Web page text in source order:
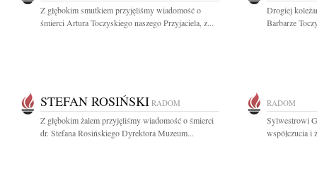
Z głębokim smutkiem przyjęliśmy wiadomość o
śmierci Artura Toczyskiego naszego Przyjaciela, z...
Drogiej
Barbarze
STEFAN ROSIŃSKI RADOM
Z głębokim żalem przyjęliśmy wiadomość o śmierci
dr. Stefana Rosińskiego Dyrektora Muzeum...
RADOM
Sylwestrowi
współczucia i